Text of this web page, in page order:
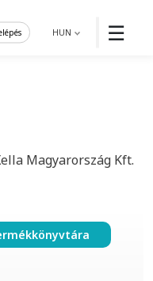
☰
HUN
Magyarország Kft.